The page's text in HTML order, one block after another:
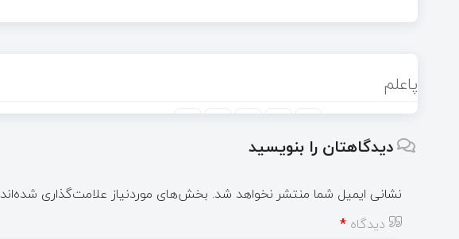
پاعلم
دیدگاهتان را بنویسید
نشانی ایمیل شما منتشر نخواهد شد. بخش‌های موردنیاز علامت‌گذاری شده‌اند
دیدگاه *